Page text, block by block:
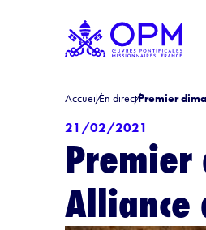
AccueilEn directPremier
21/02/2021
Premier
Alliance